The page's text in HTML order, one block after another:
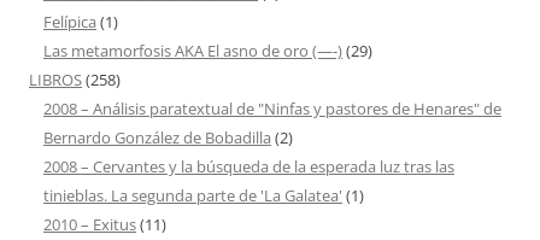
Felípica (1)
Las metamorfosis AKA El asno de oro (—-)(29)
LIBROS(258)
2008 – Análisis paratextual de "Ninfas y pastores de Henares" de
Bernardo González de Bobadilla (2)
2008 – Cervantes y la búsqueda de la esperada luz tras las
tinieblas. La segunda parte de 'La Galatea' (1)
2010 – Exitus(11)